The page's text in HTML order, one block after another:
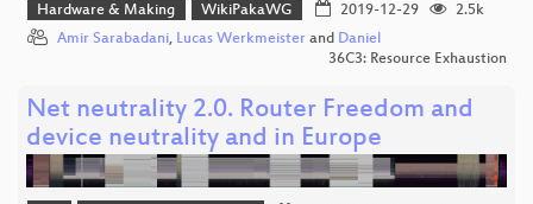
Hardware & Making WikiPakaWG 2019-12-29
2.5k
Amir Sarabadani, Lucas Werkmeister and Daniel
36C3: Resource Exhaustion
Net neutrality 2.0. Router Freedom and
device neutrality and in Europe